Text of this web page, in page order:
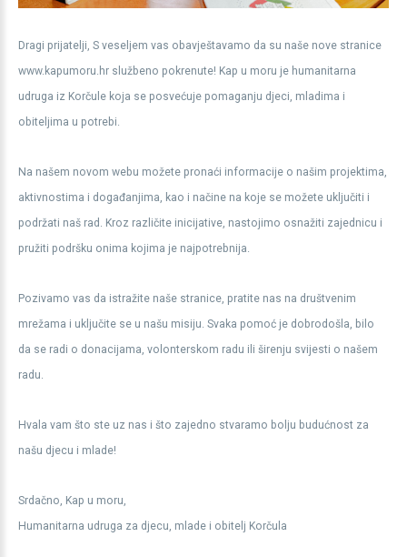
Dragi prijatelji, S veseljem vas obavještavamo da su naše nove stranice
www.kapumoru.hr službeno pokrenute! Kap u moru je humanitarna
udruga iz Korčule koja se posvećuje pomaganju djeci, mladima i
obiteljima u potrebi.
Na našem novom webu možete pronaći informacije o našim projektima,
aktivnostima i događanjima, kao i načine na koje se možete uključiti i
podržati naš rad. Kroz različite inicijative, nastojimo osnažiti zajednicu i
pružiti podršku onima kojima je najpotrebnija.
Pozivamo vas da istražite naše stranice, pratite nas na društvenim
mrežama i uključite se u našu misiju. Svaka pomoć je dobrodošla, bilo
da se radi o donacijama, volonterskom radu ili širenju svijesti o našem
radu.
Hvala vam što ste uz nas i što zajedno stvaramo bolju budućnost za
našu djecu i mlade!
Srdačno, Kap u moru,
Humanitarna udruga za djecu, mlade i obitelj Korčula